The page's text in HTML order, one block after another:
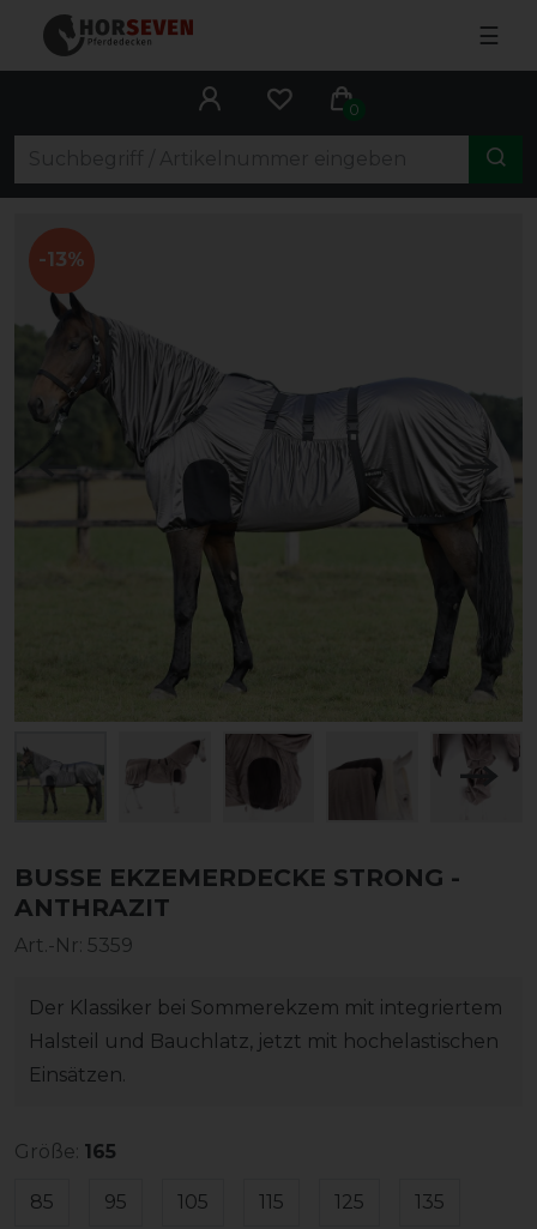
☰
0
-13%
BUSSE EKZEMERDECKE STRONG -
ANTHRAZIT
Art.-Nr: 5359
Der Klassiker bei Sommerekzem mit integriertem
Halsteil und Bauchlatz, jetzt mit hochelastischen
Einsätzen.
Größe: 165
85 95 105 115 125 135